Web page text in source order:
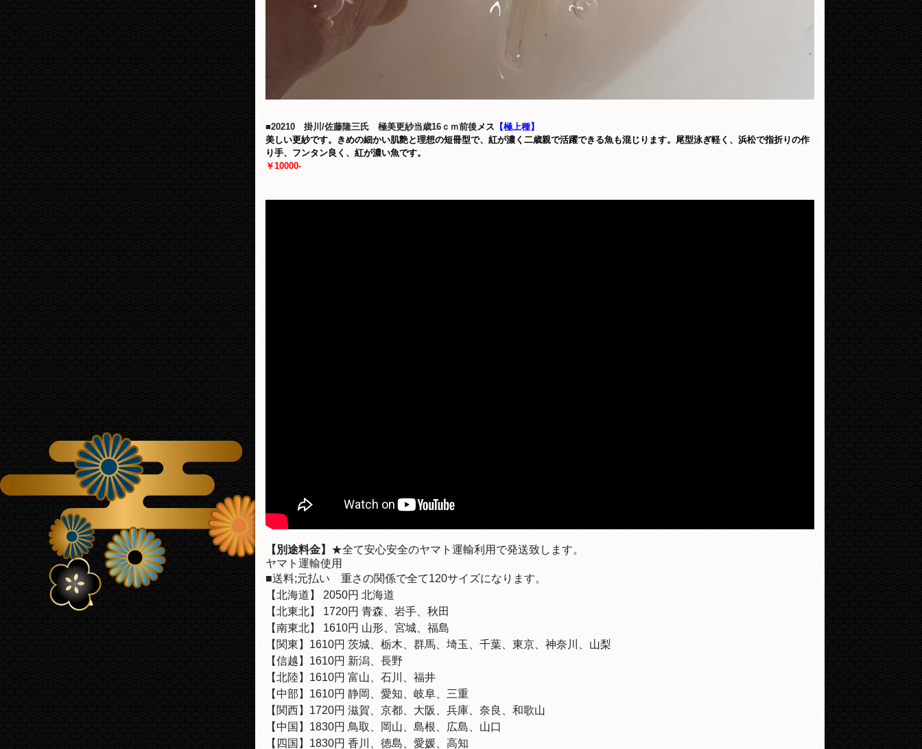
■20210 掛川/佐藤隆三氏 極美更紗当歳16ｃｍ前後メス 【極上種】
美しい更紗です。きめの細かい肌艶と理想の短冊型で、紅が濃く二歳親で活躍できる魚も混じります。尾型泳ぎ軽く、浜松で指折りの作
り手、フンタン良く、紅が濃い魚です。
￥10000-
【別途料金】 ★全て安心安全のヤマト運輸利用で発送致します。
ヤマト運輸使用
■送料;元払い 重さの関係で全て120サイズになります。
【北海道】 2050円 北海道
【北東北】 1720円 青森、岩手、秋田
【南東北】 1610円 山形、宮城、福島
【関東】1610円 茨城、栃木、群馬、埼玉、千葉、東京、神奈川、山梨
【信越】 1610円 新潟、長野
【北陸】 1610円 富山、石川、福井
【中部】 1610円 静岡、愛知、岐阜、三重
【関西】1720円 滋賀、京都、大阪、兵庫、奈良、和歌山
【中国】1830円 鳥取、岡山、島根、広島、山口
【四国】1830円 香川、徳島、愛媛、高知